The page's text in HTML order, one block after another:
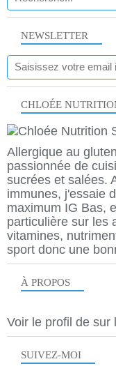
NEWSLETTER
SUIVEZ-MOI
CHLOÉE
Allergique au
passionnée de
sucrées et salées.
immunes, j'essaie
maximum IG Bas,
particulière sur les
vitamines,
sport donc une
À PROPOS
Voir le profil de sur